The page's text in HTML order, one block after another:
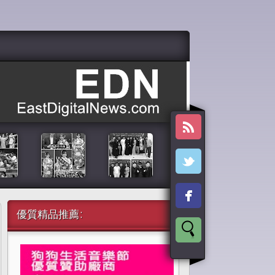
優質精品推薦: